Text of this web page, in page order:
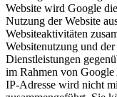
Website wird Google
Nutzung der Website
Websiteaktivitäten
Websitenutzung und
Dienstleistungen
im Rahmen von
IP-Adresse wird nicht